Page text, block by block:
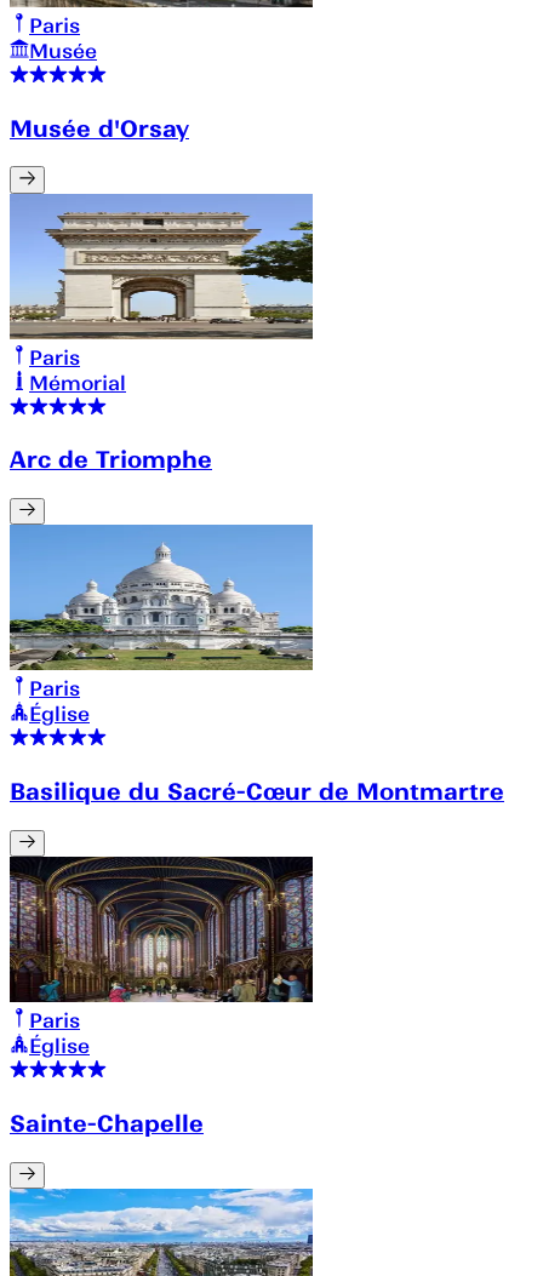
Paris
Musée
Musée d'Orsay
Paris
Mémorial
Arc de Triomphe
Paris
Église
Basilique du Sacré-Cœur de Montmartre
Paris
Église
Sainte-Chapelle